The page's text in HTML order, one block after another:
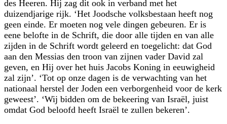
des Heeren. Hij zag dit ook in verband met het
duizendjarige rijk. ‘Het Joodsche volksbestaan heeft nog
geen einde. Er moeten nog vele dingen gebeuren. Er is
eene belofte in de Schrift, die door alle tijden en van alle
zijden in de Schrift wordt geleerd en toegelicht: dat God
aan den Messias den troon van zijnen vader David zal
geven, en Hij over het huis Jacobs Koning in eeuwigheid
zal zijn’. ‘Tot op onze dagen is de verwachting van het
nationaal herstel der Joden een verborgenheid voor de kerk
geweest’. ‘Wij bidden om de bekeering van Israël, juist
omdat God beloofd heeft Israël te zullen bekeren’.